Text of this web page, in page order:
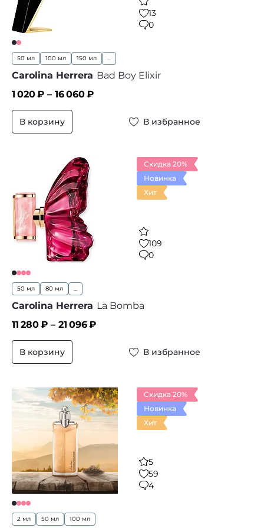
13
0
50 мл 100 мл 150 мл ...
Carolina Herrera Bad Boy Elixir
1 020₽ – 16 060₽
В корзину В избранное
Скидка 20%
Новинка
Хит
109
0
50 мл 80 мл ...
Carolina Herrera La Bomba
11 280₽ – 21 096₽
В корзину В избранное
Скидка 20%
Новинка
Хит
5
59
4
2 мл 50 мл 100 мл